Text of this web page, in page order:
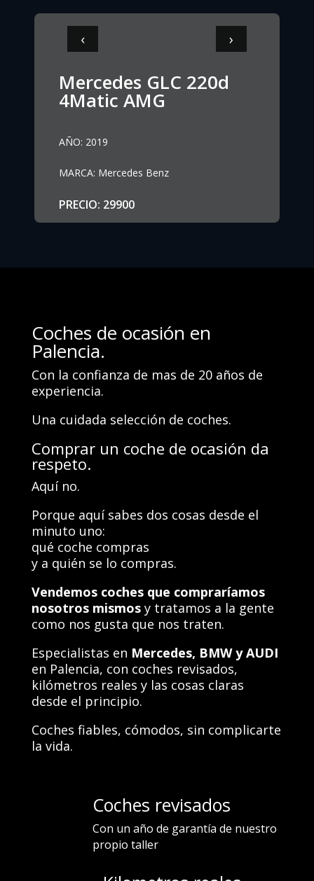
‹ ›
Mercedes GLC 220d
4Matic AMG
AÑO: 2019
MARCA: Mercedes Benz
PRECIO: 29900
Coches de ocasión en
Palencia.
Con la confianza de mas de 20 años de
experiencia.
Una cuidada selección de coches.
Comprar un coche de ocasión da
respeto.
Aquí no.
Porque aquí sabes dos cosas desde el
minuto uno:
qué coche compras
y a quién se lo compras.
Vendemos coches que compraríamos
nosotros mismosy tratamos a la gente
como nos gusta que nos traten.
Especialistas en Mercedes, BMW y AUDI
en Palencia, con coches revisados,
kilómetros reales y las cosas claras
desde el principio.
Coches fiables, cómodos, sin complicarte
la vida.
Coches revisados
Con un año de garantía de nuestro
propio taller